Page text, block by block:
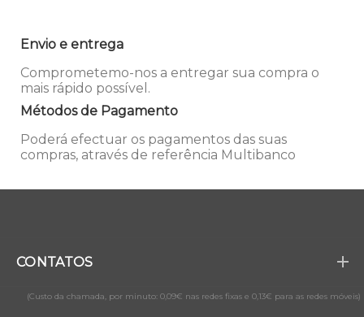
Envio e entrega
Comprometemo-nos a entregar sua compra o
mais rápido possível.
Métodos de Pagamento
Poderá efectuar os pagamentos das suas
compras, através de referência Multibanco
CONTATOS
(Custo da chamada, por minuto: 0,09€ nas redes fixas e 0,13€ para as redes móveis)